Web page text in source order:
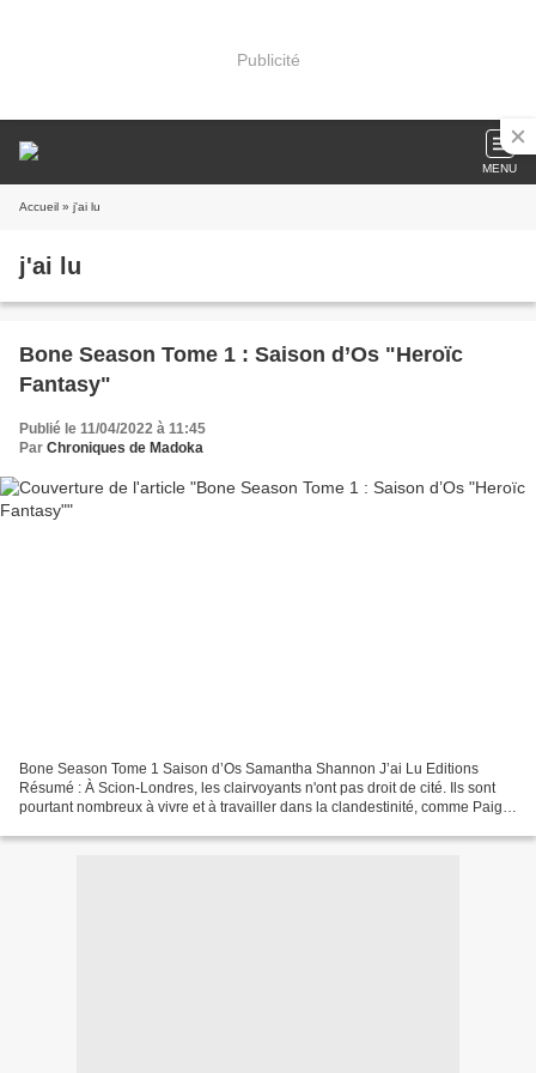
Publicité
MENU
Accueil » j'ai lu
j'ai lu
Bone Season Tome 1 : Saison d’Os "Heroïc
Fantasy"
Publié le 11/04/2022 à 11:45
Par Chroniques de Madoka
Bone Season Tome 1 Saison d’Os Samantha Shannon J’ai Lu Editions
Résumé : À Scion-Londres, les clairvoyants n'ont pas droit de cité. Ils sont
pourtant nombreux à vivre et à travailler dans la clandestinité, comme Paige,